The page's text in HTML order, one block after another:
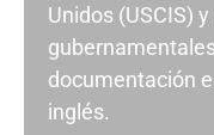
Unidos (USCIS)
documentación
inglés.